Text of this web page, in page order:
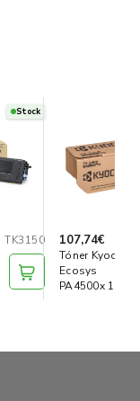
Stock
TK3150
107,74€
Tóner Kyocera
Ecosys
PA4500x 12.5K